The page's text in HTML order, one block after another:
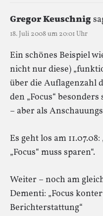
Gregor Keuschnig
18. Juli 2008 um 20:01 Uhr
Ein schönes Beispiel
nicht nur diese)
über die Auflagenzahl
den „Focus“
– aber als
Es geht los am
„Focus“ muss sparen“.
Weiter – noch am
Dementi: „Focus
Berichterstattung“